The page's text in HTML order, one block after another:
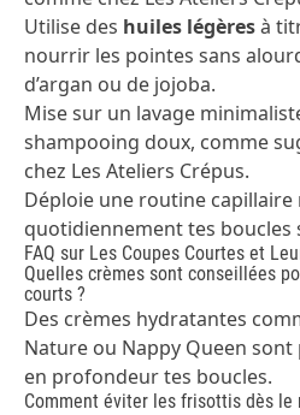
Utilise des huiles légèresà
nourrir les pointes sans
d’argan ou de jojoba.
Mise sur un lavage
shampooing doux, comme
chez Les Ateliers Crépus.
Déploie une routine
quotidiennement tes boucles
FAQ sur Les Coupes Courtes et
Quelles crèmes sont conseillées
courts ?
Des crèmes hydratantes
Nature ou Nappy Queen
en profondeur tes boucles.
Comment éviter les frisottis dès le